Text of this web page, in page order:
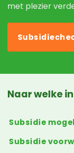
met plezier
Naar welke
Subsidie
Subsidie